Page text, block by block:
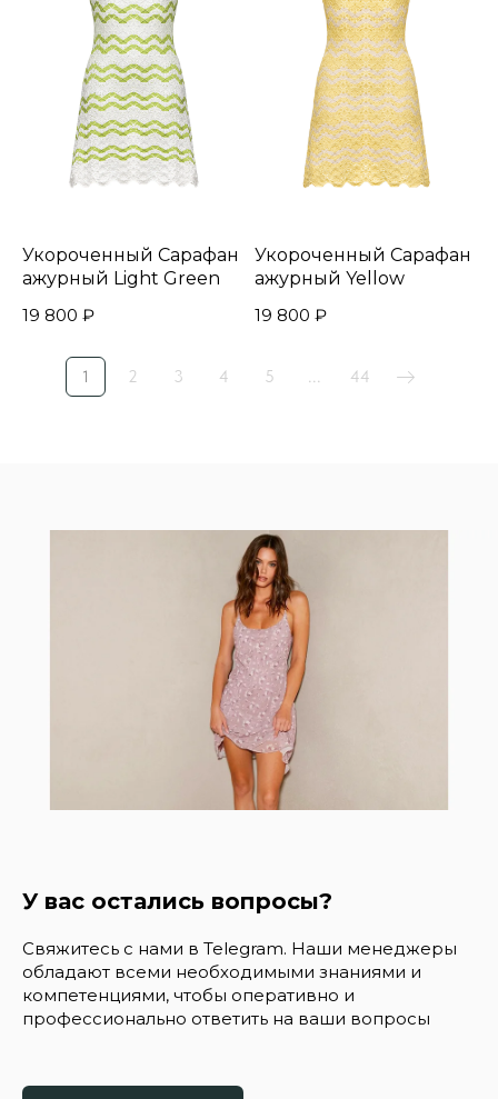
Укороченный Сарафан
ажурный Light Green
19 800 ₽
Укороченный Сарафан
ажурный Yellow
19 800 ₽
1 2 3 4 5 ... 44
У вас остались вопросы?
Свяжитесь с нами в Telegram. Наши менеджеры
обладают всеми необходимыми знаниями и
компетенциями, чтобы оперативно и
профессионально ответить на ваши вопросы